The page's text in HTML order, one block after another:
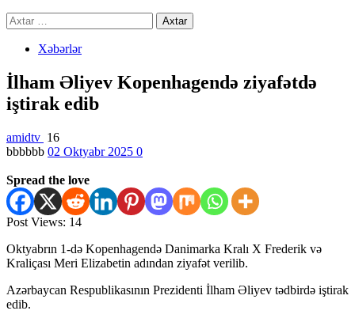
Axtarış:
Xəbərlər
İlham Əliyev Kopenhagendə ziyafətdə
iştirak edib
amidtv 16
bbbbbb 02 Oktyabr 2025 0
Spread the love
Post Views: 14
Oktyabrın 1-də Kopenhagendə Danimarka Kralı X Frederik və
Kraliçası Meri Elizabetin adından ziyafət verilib.
Azərbaycan Respublikasının Prezidenti İlham Əliyev tədbirdə iştirak
edib.